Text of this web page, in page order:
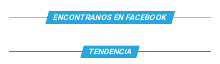
ENCONTRANOS EN FACEBOOK
TENDENCIA